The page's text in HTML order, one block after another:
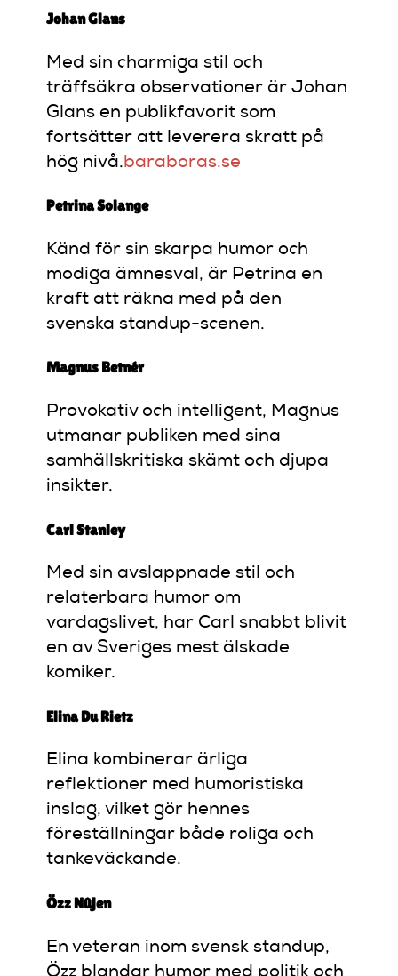
Johan Glans
Med sin charmiga stil och
träffsäkra observationer är Johan
Glans en publikfavorit som
fortsätter att leverera skratt på
hög nivå. baraboras.se
Petrina Solange
Känd för sin skarpa humor och
modiga ämnesval, är Petrina en
kraft att räkna med på den
svenska standup-scenen.
Magnus Betnér
Provokativ och intelligent, Magnus
utmanar publiken med sina
samhällskritiska skämt och djupa
insikter.
Carl Stanley
Med sin avslappnade stil och
relaterbara humor om
vardagslivet, har Carl snabbt blivit
en av Sveriges mest älskade
komiker.
Elina Du Rietz
Elina kombinerar ärliga
reflektioner med humoristiska
inslag, vilket gör hennes
föreställningar både roliga och
tankeväckande.
Özz Nûjen
En veteran inom svensk standup,
Özz blandar humor med politik och